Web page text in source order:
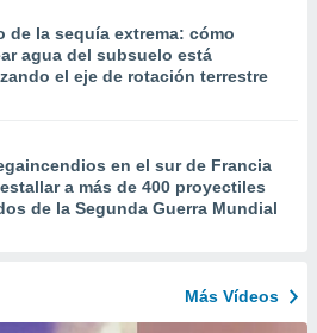
de la sequía extrema: cómo
agua del subsuelo está
el eje de rotación terrestre
en el sur de Francia
a más de 400 proyectiles
de la Segunda Guerra Mundial
Más Vídeos